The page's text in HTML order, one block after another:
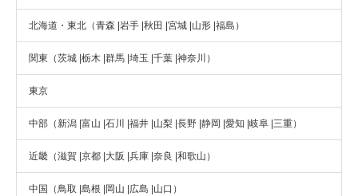
北海道・東北（青森 |岩手 |秋田 |宮城 |山形 |福島）
関東（茨城 |栃木 |群馬 |埼玉 |千葉 |神奈川）
東京
中部（新潟 |富山 |石川 |福井 |山梨 |長野 |静岡 |愛知 |岐阜 |三重）
近畿（滋賀 |京都 |大阪 |兵庫 |奈良 |和歌山）
中国（鳥取 |島根 |岡山 |広島 |山口）